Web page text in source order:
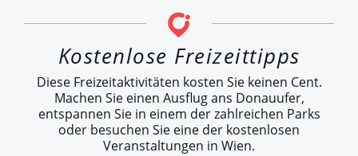
Kostenlose Freizeittipps
Diese Freizeitaktivitäten kosten Sie keinen Cent.
Machen Sie einen Ausflug ans Donauufer,
entspannen Sie in einem der zahlreichen Parks
oder besuchen Sie eine der kostenlosen
Veranstaltungen in Wien.